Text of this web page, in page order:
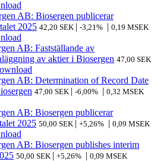
AB: Biosergen publicerar
2025 42,20 SEK | -3,21% | 0,19 MSEK
AB: Fastställande av
av aktier i Biosergen 47,00 SEK
AB: Determination of Record Date
47,00 SEK | -6,00% | 0,32 MSEK
AB: Biosergen publicerar
2025 50,00 SEK | +5,26% | 0,09 MSEK
AB: Biosergen publishes interim
50,00 SEK | +5,26% | 0,09 MSEK